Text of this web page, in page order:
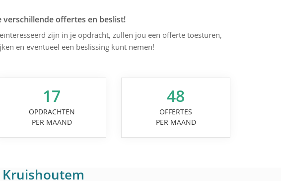
verschillende offertes en beslist!
zijn in je opdracht, zullen jou een offerte toesturen,
en eventueel een beslissing kunt nemen!
17
OPDRACHTEN
PER MAAND
48
OFFERTES
PER MAAND